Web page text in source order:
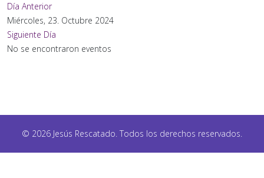
Día Anterior
Miércoles, 23. Octubre 2024
Siguiente Día
No se encontraron eventos
© 2026 Jesús Rescatado. Todos los derechos reservados.